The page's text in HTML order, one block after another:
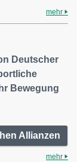
mehr
Deutscher
Bewegung
Allianzen
mehr